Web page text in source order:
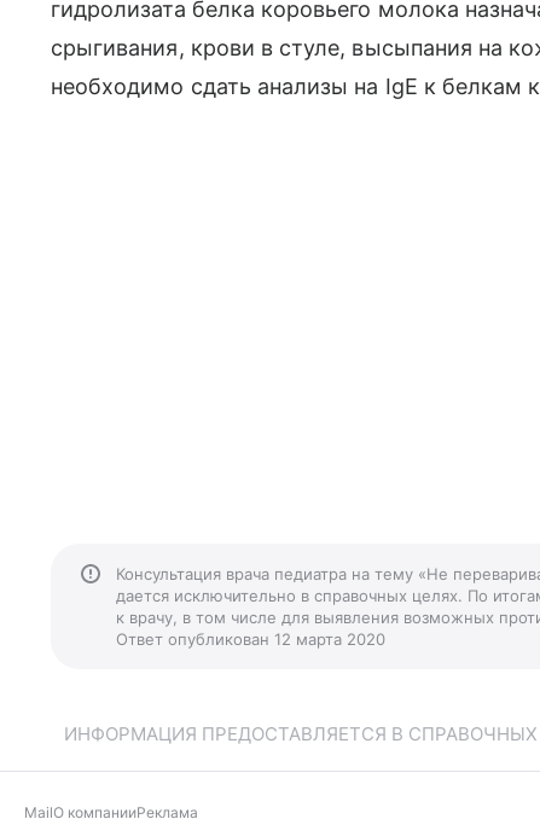
гидролизата белка коровьего молока
срыгивания, крови в стуле, высыпания на
необходимо сдать анализы на IgЕ к белкам
Консультация врача педиатра на тему «Не
дается исключительно в справочных целях. По
к врачу, в том числе для выявления возможных
Ответ опубликован 12 марта 2020
ИНФОРМАЦИЯ ПРЕДОСТАВЛЯЕТСЯ В
MailО компанииРеклама